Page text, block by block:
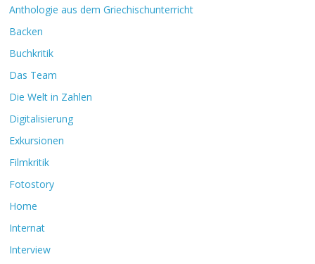
Anthologie aus dem Griechischunterricht
Backen
Buchkritik
Das Team
Die Welt in Zahlen
Digitalisierung
Exkursionen
Filmkritik
Fotostory
Home
Internat
Interview